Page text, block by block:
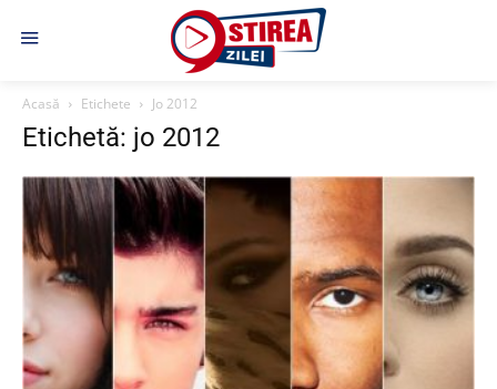
Acasă Etichete Jo 2012
Etichetă: jo 2012